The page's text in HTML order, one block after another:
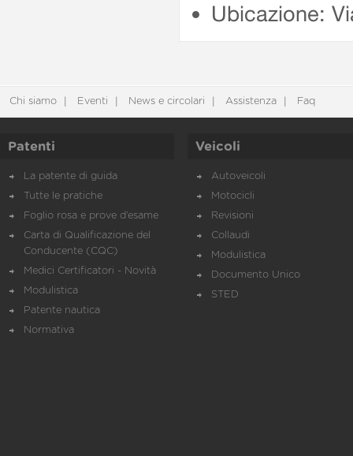
Ubicazione:
Chi siamo Eventi News e circolari Assistenza Faq
Patenti
La patente di guida
Tutte le pratiche
Foglio rosa e prove d’esame
Carta di Qualificazione del
Conducente (CQC)
Medici Certificatori - Novità
Modulistica
Patente nautica
Normativa
Veicoli
Autoveicoli
Motocicli
Revisioni
Collaudi
Modulistica
Documento Unico
STED